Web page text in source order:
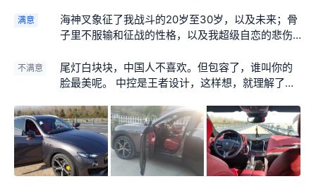
前脸豪华版重新设计了，进气格栅那个音符叉子加
粗了镀洛里面加了黑色。更加立体感了。这个是我
新发现的，貌似论坛没人提及。
角度，只有这个优势了。总想超车。。。失去了我A
6平稳的心。 关于油耗：因为不是大手大脚的人，
没什么大问题 【配置】 【保养】终生小保养免费套
餐。 【有车生活】 【吐槽】我准备改装了。。相比
车：暂时不挽。等开过几年，把想买的车都买一
遍，应无枉此生吧。 关于车：车子是工具，但却是
身份象征。这没办法。我作为一个男人，爱车。家
境不富，白手起家先后买了2.0丰田RAV4四驱《SU
Ⅴ~合资﹥，2.8A6L四驱《舒适~品牌﹥，3.0T莱万
满意
海神叉象征了我战斗的20岁至30岁，以及未来；骨
子里不服输和征战的性格，以及我超级自恋的悲伤
侧出气孔，让它是一个长发的富有冒险精神的马可
波罗式俊俏男子《见马可波罗电影》《等同野性的
动机，马莎声浪，后驱式四驱《主动四驱》，主动
式空气旋挂，可驾驭彩色车身及内饰的调调《一般
车搞彩色不伦不类》，选装又簿又宽大脚板《我一
直认为这是好车的标准》，跑山路的轰鸣和高速的
活跌的吸地力《相比我A6L4驱版沉闷的吸地力》给
不满意
尾灯白块块，中国人不喜欢。但包容了，谁叫你的
脸最美呢。 中控是王者设计，这样想，就理解了同
颜值即正义。